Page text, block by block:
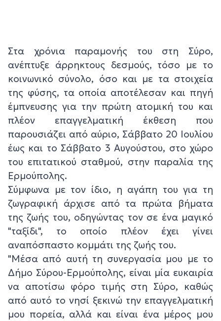
Στα χρόνια παραμονής του στη Σύρο,
ανέπτυξε άρρηκτους δεσμούς, τόσο με το
κοινωνικό σύνολο, όσο και με τα στοιχεία
της φύσης, τα οποία αποτέλεσαν και πηγή
έμπνευσης για την πρώτη ατομική του και
πλέον επαγγελματική έκθεση που
παρουσιάζει από αύριο, Σάββατο 20 Ιουλίου
έως και το Σάββατο 3 Αυγούστου, στο χώρο
του επιτατικού σταθμού, στην παραλία της
Ερμούπολης.
Σύμφωνα με τον ίδιο, η αγάπη του για τη
ζωγραφική άρχισε από τα πρώτα βήματα
της ζωής του, οδηγώντας τον σε ένα μαγικό
"ταξίδι", το οποίο πλέον έχει γίνει
αναπόσπαστο κομμάτι της ζωής του.
"Μέσα από αυτή τη συνεργασία μου με το
Δήμο Σύρου-Ερμούπολης, είναι μία ευκαιρία
να αποτίσω φόρο τιμής στη Σύρο, καθώς
από αυτό το νησί ξεκινώ την επαγγελματική
μου πορεία, αλλά και είναι ένα μέρος μου